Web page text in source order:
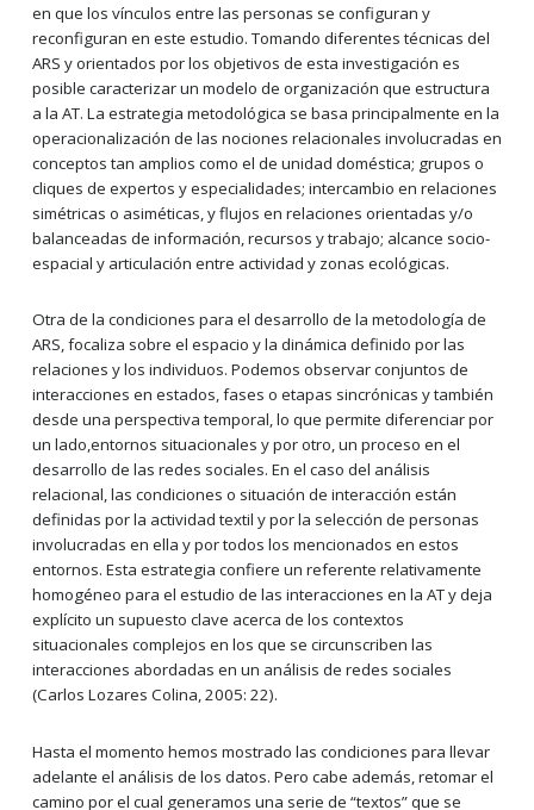
en que los vínculos entre las personas se configuran y
reconfiguran en este estudio. Tomando diferentes técnicas del
ARS y orientados por los objetivos de esta investigación es
posible caracterizar un modelo de organización que estructura
a la AT. La estrategia metodológica se basa principalmente en la
operacionalización de las nociones relacionales involucradas en
conceptos tan amplios como el de unidad doméstica; grupos o
cliques de expertos y especialidades; intercambio en relaciones
simétricas o asiméticas, y flujos en relaciones orientadas y/o
balanceadas de información, recursos y trabajo; alcance socio-
espacial y articulación entre actividad y zonas ecológicas.
Otra de la condiciones para el desarrollo de la metodología de
ARS, focaliza sobre el espacio y la dinámica definido por las
relaciones y los individuos. Podemos observar conjuntos de
interacciones en estados, fases o etapas sincrónicas y también
desde una perspectiva temporal, lo que permite diferenciar por
un lado,entornos situacionales y por otro, un proceso en el
desarrollo de las redes sociales. En el caso del análisis
relacional, las condiciones o situación de interacción están
definidas por la actividad textil y por la selección de personas
involucradas en ella y por todos los mencionados en estos
entornos. Esta estrategia confiere un referente relativamente
homogéneo para el estudio de las interacciones en la AT y deja
explícito un supuesto clave acerca de los contextos
situacionales complejos en los que se circunscriben las
interacciones abordadas en un análisis de redes sociales
(Carlos Lozares Colina, 2005: 22).
Hasta el momento hemos mostrado las condiciones para llevar
adelante el análisis de los datos. Pero cabe además, retomar el
camino por el cual generamos una serie de “textos” que se